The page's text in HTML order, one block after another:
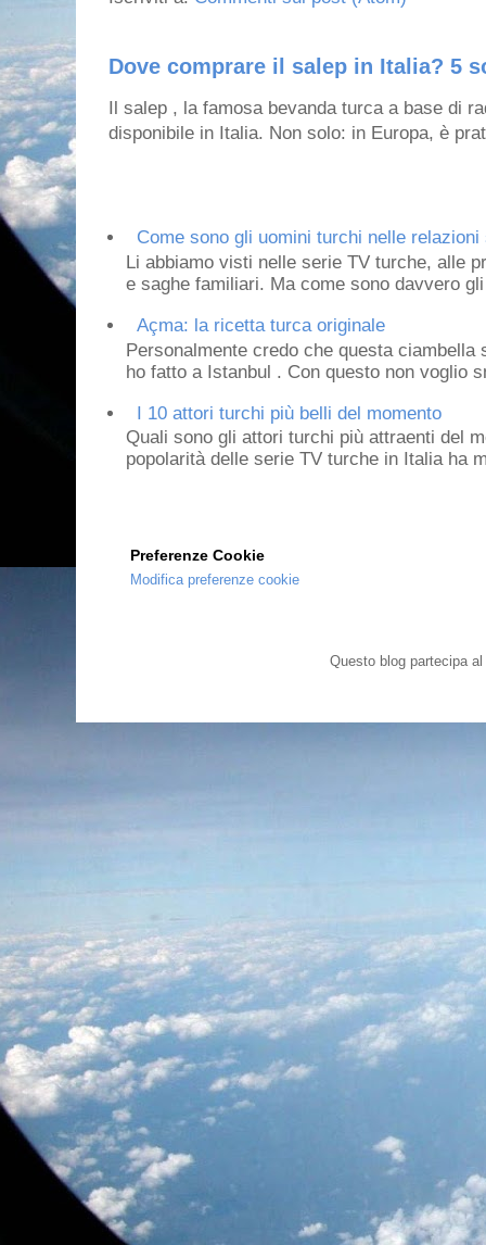
Dove comprare il salep in Italia? 5
Il salep , la famosa bevanda turca a base di
disponibile in Italia. Non solo: in Europa, è
Come sono gli uomini turchi nelle
Li abbiamo visti nelle serie TV turche, alle
e saghe familiari. Ma come sono davvero
Açma: la ricetta turca originale
Personalmente credo che questa
ho fatto a Istanbul . Con questo non voglio
I 10 attori turchi più belli del momento
Quali sono gli attori turchi più attraenti del
popolarità delle serie TV turche in Italia ha
Preferenze Cookie
Modifica preferenze cookie
Questo blog partecipa